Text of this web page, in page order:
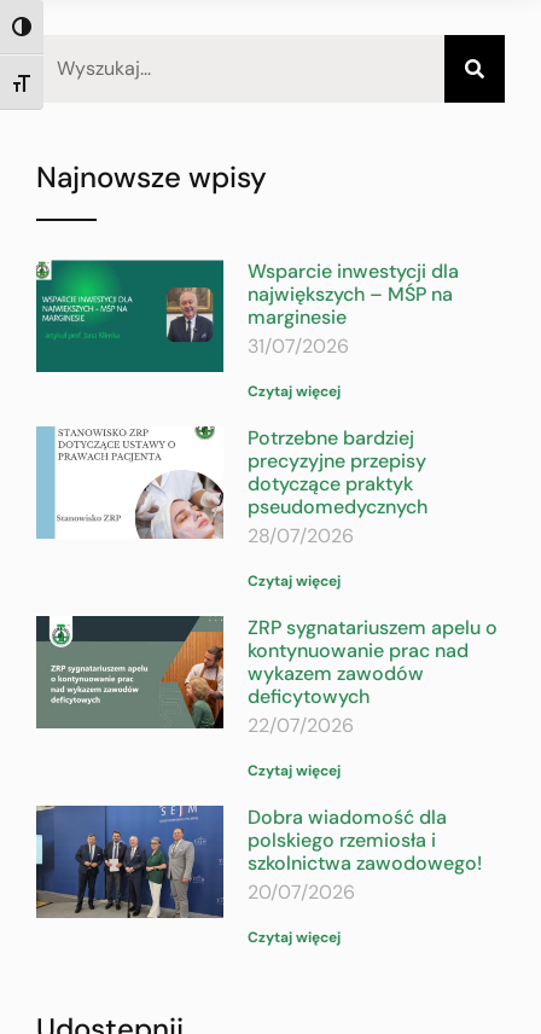
TOGGLE HIGH CONTRAST
TOGGLE FONT SIZE
Najnowsze wpisy
Wsparcie inwestycji dla
największych – MŚP na
marginesie
31/07/2026
Czytaj więcej
Potrzebne bardziej
precyzyjne przepisy
dotyczące praktyk
pseudomedycznych
28/07/2026
Czytaj więcej
ZRP sygnatariuszem apelu o
kontynuowanie prac nad
wykazem zawodów
deficytowych
22/07/2026
Czytaj więcej
Dobra wiadomość dla
polskiego rzemiosła i
szkolnictwa zawodowego!
20/07/2026
Czytaj więcej